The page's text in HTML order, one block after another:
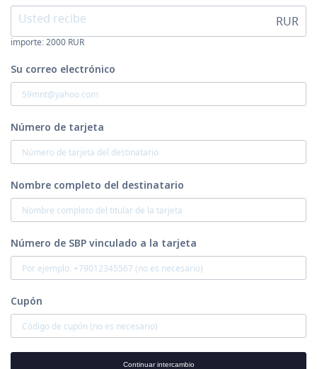
RUR
importe:2000 RUR
Su correo electrónico
Número de tarjeta
Nombre completo del destinatario
Número de SBP vinculado a la tarjeta
Cupón
Continuar intercambio